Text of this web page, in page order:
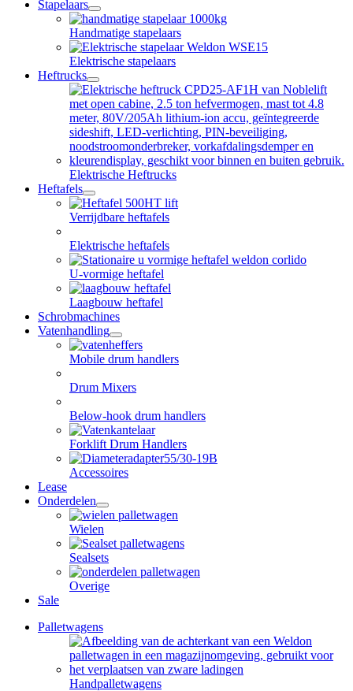
Stapelaars
open
dropdown
menu
Handmatige stapelaars
Elektrische stapelaars
Heftrucks
open
dropdown
menu
Elektrische Heftrucks
Heftafels
open
dropdown
menu
Verrijdbare heftafels
Elektrische heftafels
U-vormige heftafel
Laagbouw heftafel
Schrobmachines
Vatenhandling
open
dropdown
menu
Mobile drum handlers
Drum Mixers
Below-hook drum handlers
Forklift Drum Handlers
Accessoires
Lease
Onderdelen
open
dropdown
menu
Wielen
Sealsets
Overige
Sale
Palletwagens
Handpalletwagens